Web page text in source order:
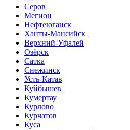
Серов
Мегион
Нефтеюганск
Ханты-Мансийск
Верхний-Уфалей
Озёрск
Сатка
Снежинск
Усть-Катав
Куйбышев
Кумертау
Курлово
Курчатов
Куса